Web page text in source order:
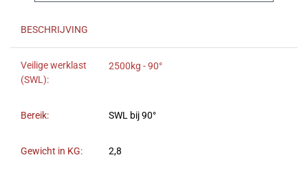
BESCHRIJVING
Veilige werklast
(SWL):
2500kg - 90°
Bereik: SWL bij 90°
Gewicht in KG: 2,8